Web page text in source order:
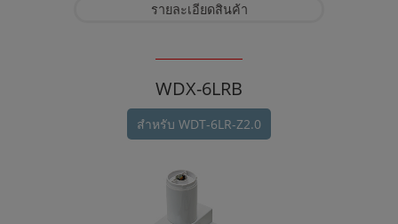
รายละเอียดสินค้า
WDX-6LRB
สำหรับ WDT-6LR-Z2.0